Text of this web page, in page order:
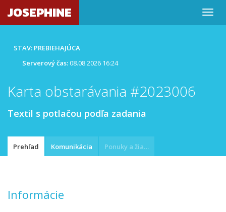
JOSEPHINE
STAV: PREBIEHAJÚCA
Serverový čas:08.08.2026 16:24
Karta obstarávania #2023006
Textil s potlačou podľa zadania
Prehľad Komunikácia Ponuky a žiadosti
Informácie